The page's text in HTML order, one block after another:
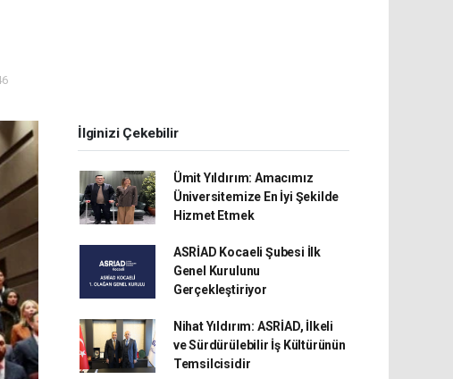
İlginizi Çekebilir
Ümit Yıldırım: Amacımız
Üniversitemize En İyi Şekilde
Hizmet Etmek
ASRİAD Kocaeli Şubesi İlk
Genel Kurulunu
Gerçekleştiriyor
Nihat Yıldırım: ASRİAD, İlkeli
ve Sürdürülebilir İş Kültürünün
Temsilcisidir